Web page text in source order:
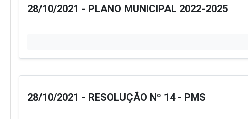
28/10/2021 - PLANO MUNICIPAL 2022-2025
28/10/2021 - RESOLUÇÃO Nº 14 - PMS